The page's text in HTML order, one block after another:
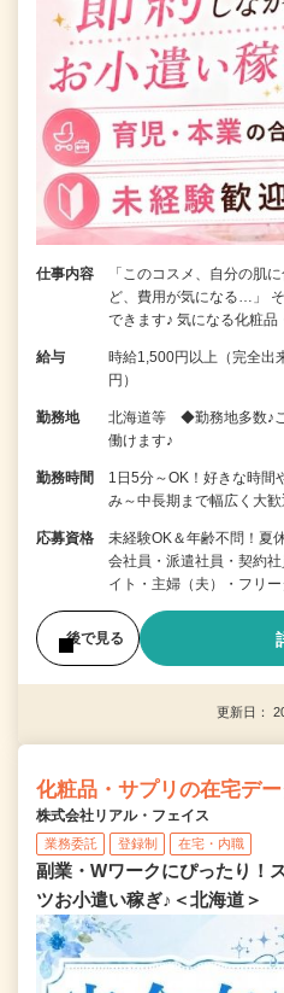
仕事内容
「このコスメ、自分の肌
ど、費用が気になる…」
できます♪ 気になる化粧品
給与
時給1,500円以上（完全出
円）
勤務地
北海道等 ◆勤務地多数♪
働けます♪
勤務時間
1日5分～OK！好きな時
み～中長期まで幅広く大歓
応募資格
未経験OK＆年齢不問！夏
会社員・派遣社員・契約
イト・主婦（夫）・フリ
後で見る
更新日：
化粧品・サプリの在宅デ
株式会社リアル・フェイス
業務委託 登録制 在宅・内職
副業・Wワークにぴったり！
ツお小遣い稼ぎ♪＜北海道＞